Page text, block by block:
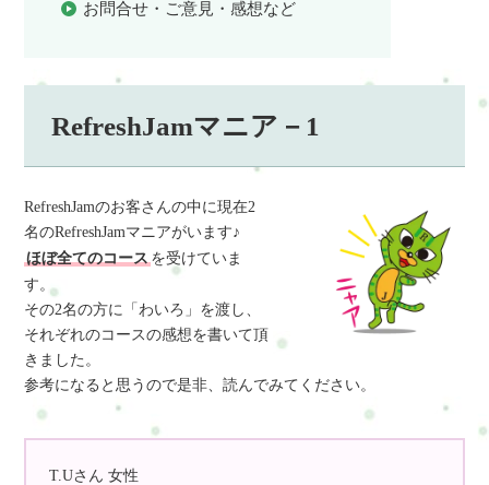
お問合せ・ご意見・感想など
RefreshJamマニア－1
RefreshJamのお客さんの中に現在2
名のRefreshJamマニアがいます♪
ほぼ全てのコース を受けていま
す。
その2名の方に「わいろ」を渡し、
それぞれのコースの感想を書いて頂
きました。
参考になると思うので是非、読んでみてください。
T.Uさん 女性